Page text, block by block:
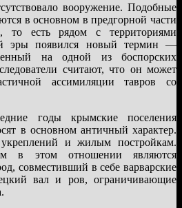
вооружение. Подобные
в основном в предгорной части
то есть рядом с территориями
эры появился новый термин —
на одной из боспорских
считают, что он может
ассимиляции тавров со
годы крымские поселения
в основном античный характер.
и жилым постройкам.
в этом отношении являются
совместивший в себе варварские
вал и ров, ограничивающие